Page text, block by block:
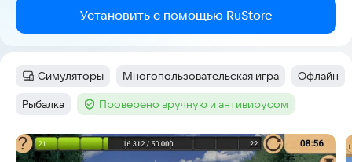
Установить с помощью RuStore
Категория:
Симуляторы Тег:
Многопользовательская игра Тег:
Офлайн
Тег:
Рыбалка Тег :Проверено вручную и антивирусом
Скриншоты